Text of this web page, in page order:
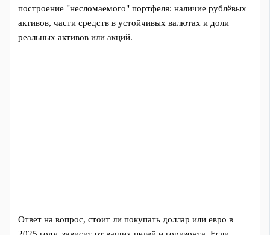
построение "несломаемого" портфеля: наличие рублёвых
активов, части средств в устойчивых валютах и доли
реальных активов или акций.
Ответ на вопрос, стоит ли покупать доллар или евро в